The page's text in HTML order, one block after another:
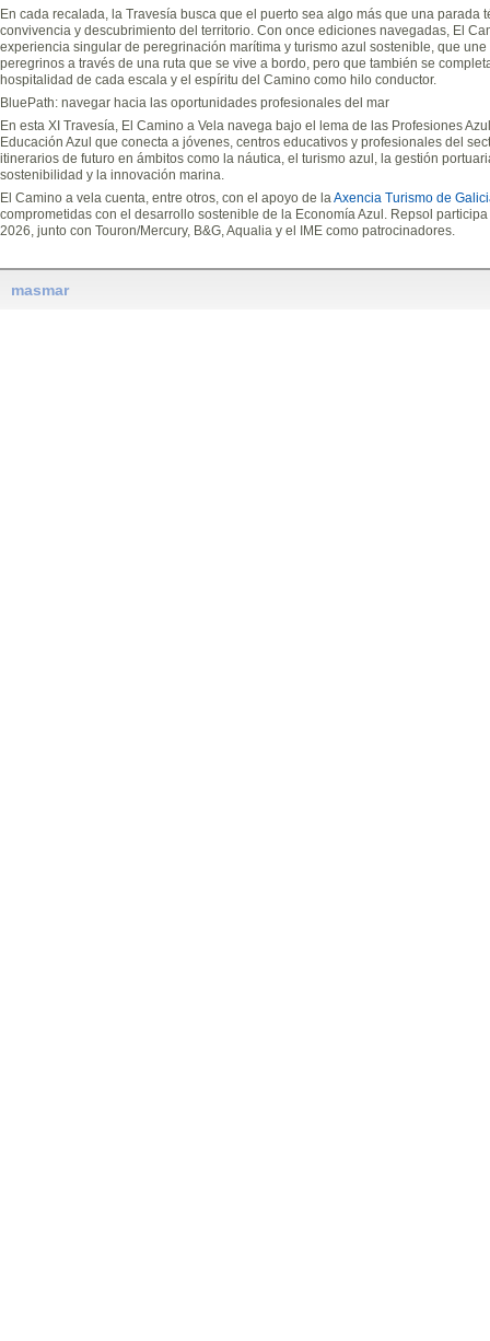
En cada recalada, la Travesía busca que el puerto sea algo más que una parada
convivencia y descubrimiento del territorio. Con once ediciones navegadas, El
experiencia singular de peregrinación marítima y turismo azul sostenible, que
peregrinos a través de una ruta que se vive a bordo, pero que también se
hospitalidad de cada escala y el espíritu del Camino como hilo conductor.
BluePath: navegar hacia las oportunidades profesionales del mar
En esta XI Travesía, El Camino a Vela navega bajo el lema de las Profesiones
Educación Azul que conecta a jóvenes, centros educativos y profesionales del
itinerarios de futuro en ámbitos como la náutica, el turismo azul, la gestión
sostenibilidad y la innovación marina.
El Camino a vela cuenta, entre otros, con el apoyo de laAxencia Turismo de
comprometidas con el desarrollo sostenible de la Economía Azul. Repsol
2026, junto con Touron/Mercury, B&G, Aqualia y el IME como patrocinadores.
masmar